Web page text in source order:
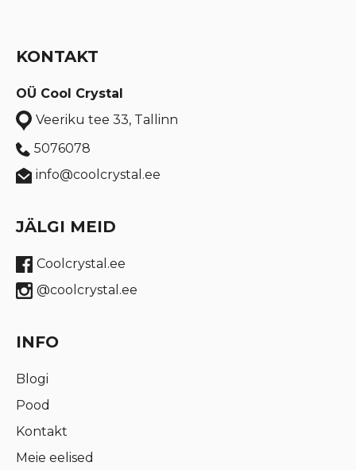
KONTAKT
OÜ Cool Crystal
Veeriku tee 33, Tallinn
5076078
info@coolcrystal.ee
JÄLGI MEID
Coolcrystal.ee
@coolcrystal.ee
INFO
Blogi
Pood
Kontakt
Meie eelised